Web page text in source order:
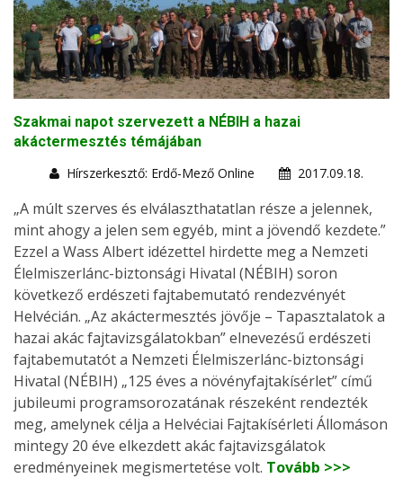
Szakmai napot szervezett a NÉBIH a hazai
akáctermesztés témájában
Hírszerkesztő: Erdő-Mező Online
2017.09.18.
„A múlt szerves és elválaszthatatlan része a jelennek,
mint ahogy a jelen sem egyéb, mint a jövendő kezdete.”
Ezzel a Wass Albert idézettel hirdette meg a Nemzeti
Élelmiszerlánc-biztonsági Hivatal (NÉBIH) soron
következő erdészeti fajtabemutató rendezvényét
Helvécián. „Az akáctermesztés jövője – Tapasztalatok a
hazai akác fajtavizsgálatokban” elnevezésű erdészeti
fajtabemutatót a Nemzeti Élelmiszerlánc-biztonsági
Hivatal (NÉBIH) „125 éves a növényfajtakísérlet” című
jubileumi programsorozatának részeként rendezték
meg, amelynek célja a Helvéciai Fajtakísérleti Állomáson
mintegy 20 éve elkezdett akác fajtavizsgálatok
eredményeinek megismertetése volt. Tovább >>>